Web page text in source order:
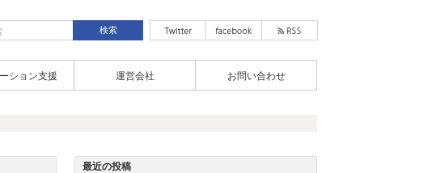
ション支援 運営会社 お問い合わせ
最近の投稿